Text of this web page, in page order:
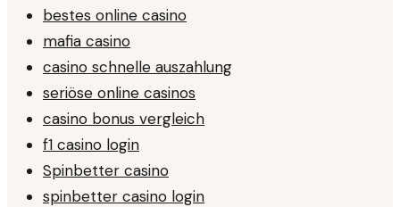
bestes online casino
mafia casino
casino schnelle auszahlung
seriöse online casinos
casino bonus vergleich
f1 casino login
Spinbetter casino
spinbetter casino login